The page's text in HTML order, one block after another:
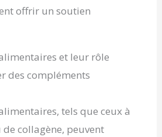
offrir un soutien
et leur rôle
des compléments
tels que ceux à
collagène, peuvent